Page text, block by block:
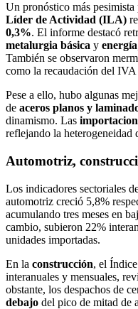
Un pronóstico más
Líder de Actividad (ILA)
0,3%. El informe destacó
metalurgia básica y energía
También se observaron
como la recaudación del
Pese a ello, hubo algunas
de aceros planos y
dinamismo. Las
reflejando la heterogeneidad
Automotriz,
Los indicadores sectoriales
automotriz creció 5,8%
acumulando tres meses en
cambio, subieron 22%
unidades importadas.
En la construcción, el
interanuales y mensuales,
obstante, los despachos de
debajo del pico de mitad de